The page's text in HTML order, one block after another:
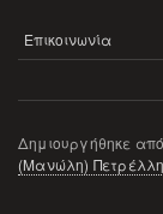
ΜΕΝΟΎ
Επικοινωνία
Δημιουργήθηκε
(Μανώλη) Πετρέλλη